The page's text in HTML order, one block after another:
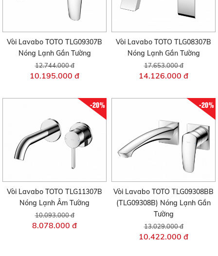
Vòi Lavabo TOTO TLG09307B
Nóng Lạnh Gắn Tường
12.744.000 đ
10.195.000 đ
Vòi Lavabo TOTO TLG08307B
Nóng Lạnh Gắn Tường
17.653.000 đ
14.126.000 đ
-20%
Vòi Lavabo TOTO TLG11307B
Nóng Lạnh Âm Tường
10.093.000 đ
8.078.000 đ
-20%
Vòi Lavabo TOTO TLG09308BB
(TLG09308B) Nóng Lạnh Gắn
Tường
13.029.000 đ
10.422.000 đ